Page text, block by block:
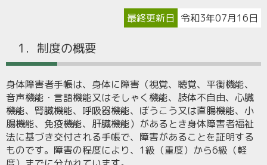
最終更新日 令和3年07月16日
1．制度の概要
身体障害者手帳は、身体に障害（視覚、聴覚、平衡機能、
音声機能・言語機能又はそしゃく機能、肢体不自由、心臓
機能、腎臓機能、呼吸器機能、ぼうこう又は直腸機能、小
腸機能、免疫機能、肝臓機能）があるとき身体障害者福祉
法に基づき交付される手帳で、障害があることを証明する
ものです。障害の程度により、1級（重度）から6級（軽